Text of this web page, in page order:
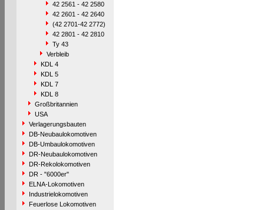
42 2561 - 42 2580
42 2601 - 42 2640
(42 2701-42 2772)
42 2801 - 42 2810
Ty 43
Verbleib
KDL 4
KDL 5
KDL 7
KDL 8
Großbritannien
USA
Verlagerungsbauten
DB-Neubaulokomotiven
DB-Umbaulokomotiven
DR-Neubaulokomotiven
DR-Rekolokomotiven
DR - "6000er"
ELNA-Lokomotiven
Industrielokomotiven
Feuerlose Lokomotiven